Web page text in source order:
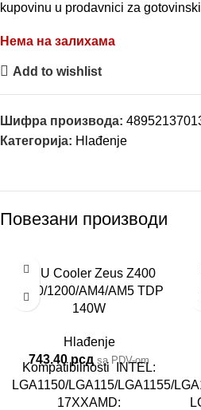
kupovinu u prodavnici za
Нема на залихама
Add to wishlist
Шифра производа:
Категорија: Hlađenje
Повезани производи
CPU Cooler Zeus Z400
1700/1200/AM4/AM5 TDP
140W
Hlađenje
743.40рсд sa PDV-om
Kompatibilnosti INTEL:
LGA1150/LGA115/LGA1155/
17XXAMD: